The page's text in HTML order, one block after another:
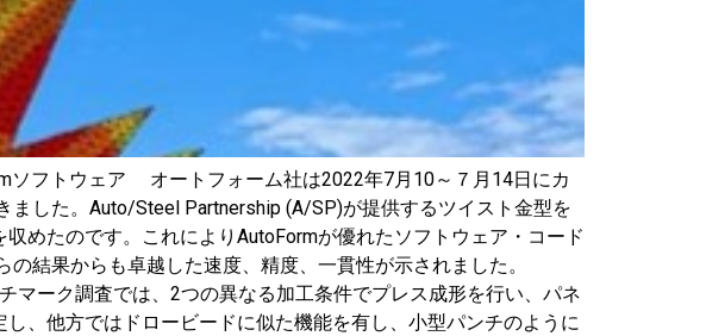
ソフトウェア オートフォーム社は2022年7月10～７月14日にカ
した。Auto/Steel Partnership (A/SP)が提供するツイスト金型を
めたのです。これによりAutoFormが優れたソフトウェア・コード
結果からも卓越した速度、精度、一貫性が示されました。
マーク調査では、2つの異なる加工条件でプレス成形を行い、パネ
、他方ではドロービードに似た機能を有し、小型パンチのように